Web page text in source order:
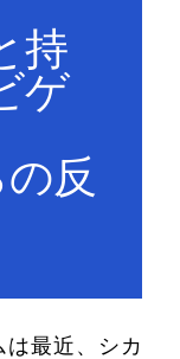
持
ゲ
反
最近、シカ